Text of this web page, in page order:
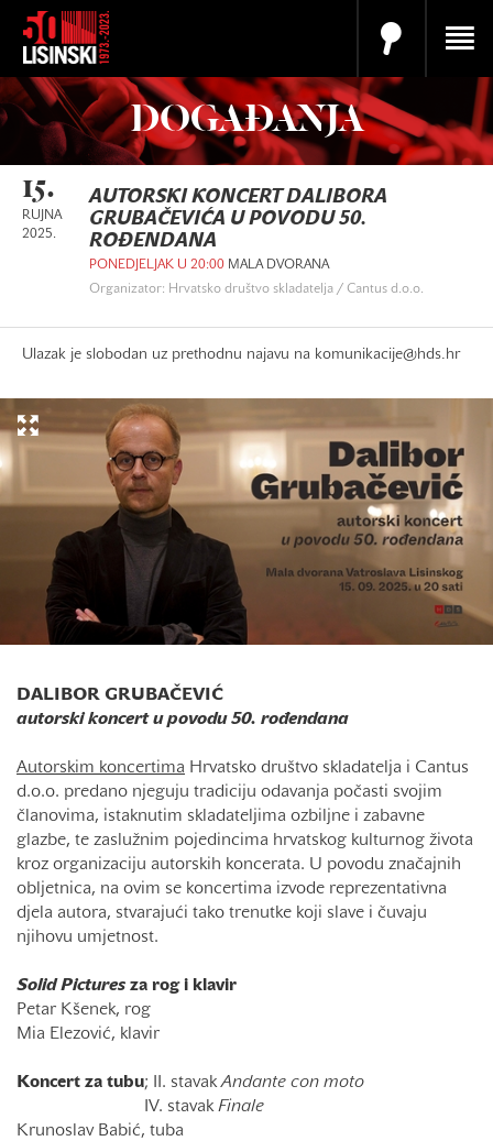
DOGAĐANJA
15.
RUJNA
2025.
AUTORSKI KONCERT DALIBORA
GRUBAČEVIĆA U POVODU 50.
ROĐENDANA
PONEDJELJAK U 20:00 MALA DVORANA
Organizator: Hrvatsko društvo skladatelja / Cantus d.o.o.
Ulazak je slobodan uz prethodnu najavu na komunikacije@hds.hr
DALIBOR GRUBAČEVIĆ
autorski koncert u povodu 50. rođendana
Autorskim koncertima Hrvatsko društvo skladatelja i Cantus
d.o.o. predano njeguju tradiciju odavanja počasti svojim
članovima, istaknutim skladateljima ozbiljne i zabavne
glazbe, te zaslužnim pojedincima hrvatskog kulturnog života
kroz organizaciju autorskih koncerata. U povodu značajnih
obljetnica, na ovim se koncertima izvode reprezentativna
djela autora, stvarajući tako trenutke koji slave i čuvaju
njihovu umjetnost.
Solid Pictures za rog i klavir
Petar Kšenek, rog
Mia Elezović, klavir
Koncert za tubu; II. stavakAndante con moto
IV. stavak Finale
Krunoslav Babić, tuba